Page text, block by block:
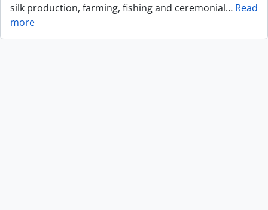
silk production, farming, fishing and ceremonial… Read
more